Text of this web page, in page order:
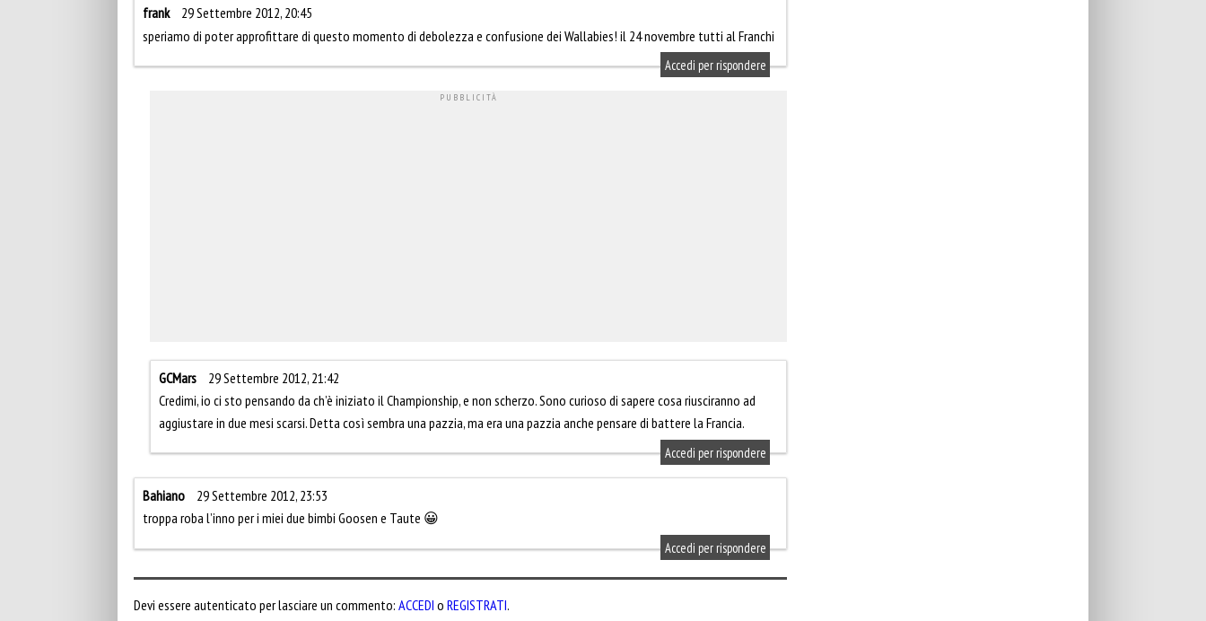
frank
29 Settembre 2012, 20:45
speriamo di poter approfittare di questo momento di debolezza e confusione dei Wallabies! il 24 novembre tutti al Franchi
Accedi per rispondere
GCMars
29 Settembre 2012, 21:42
Credimi, io ci sto pensando da ch’è iniziato il Championship, e non scherzo. Sono curioso di sapere cosa riusciranno ad
aggiustare in due mesi scarsi. Detta così sembra una pazzia, ma era una pazzia anche pensare di battere la Francia.
Accedi per rispondere
Bahiano
29 Settembre 2012, 23:53
troppa roba l’inno per i miei due bimbi Goosen e Taute 😀
Accedi per rispondere
Devi essere autenticato per lasciare un commento: ACCEDI o REGISTRATI.